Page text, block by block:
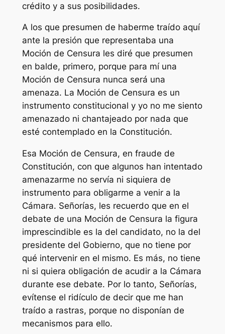
crédito y a sus posibilidades.
A los que presumen de haberme traído aquí
ante la presión que representaba una
Moción de Censura les diré que presumen
en balde, primero, porque para mí una
Moción de Censura nunca será una
amenaza. La Moción de Censura es un
instrumento constitucional y yo no me siento
amenazado ni chantajeado por nada que
esté contemplado en la Constitución.
Esa Moción de Censura, en fraude de
Constitución, con que algunos han intentado
amenazarme no servía ni siquiera de
instrumento para obligarme a venir a la
Cámara. Señorías, les recuerdo que en el
debate de una Moción de Censura la figura
imprescindible es la del candidato, no la del
presidente del Gobierno, que no tiene por
qué intervenir en el mismo. Es más, no tiene
ni si quiera obligación de acudir a la Cámara
durante ese debate. Por lo tanto, Señorías,
evítense el ridículo de decir que me han
traído a rastras, porque no disponían de
mecanismos para ello.